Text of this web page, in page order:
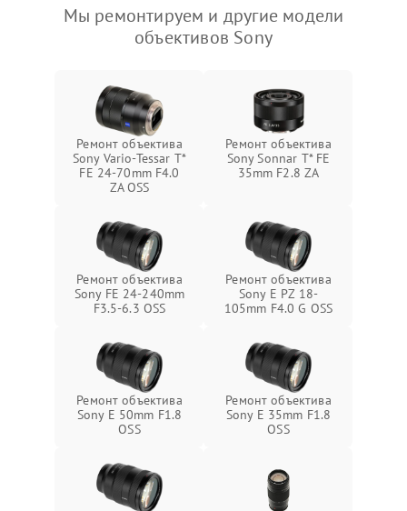
Мы ремонтируем и другие модели
объективов Sony
Ремонт объектива
Sony Vario-Tessar T*
FE 24-70mm F4.0
ZA OSS
Ремонт объектива
Sony Sonnar T* FE
35mm F2.8 ZA
Ремонт объектива
Sony FE 24-240mm
F3.5-6.3 OSS
Ремонт объектива
Sony E PZ 18-
105mm F4.0 G OSS
Ремонт объектива
Sony E 50mm F1.8
OSS
Ремонт объектива
Sony E 35mm F1.8
OSS